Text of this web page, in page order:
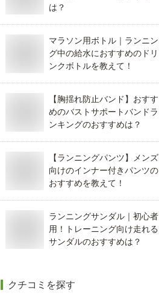
は？
マラソン用ボトル｜ランニン
グ中の給水におすすめのドリ
ンクボトルを教えて！
【胸揺れ防止バンド】おすす
めのバストサポートバンドラ
ンキングのおすすめは？
【ランニングパンツ】メンズ
向けのインナー付きパンツの
おすすめを教えて！
ランニングサンダル｜初心者
用！トレーニング向け走れる
サンダルのおすすめは？
クチコミを探す